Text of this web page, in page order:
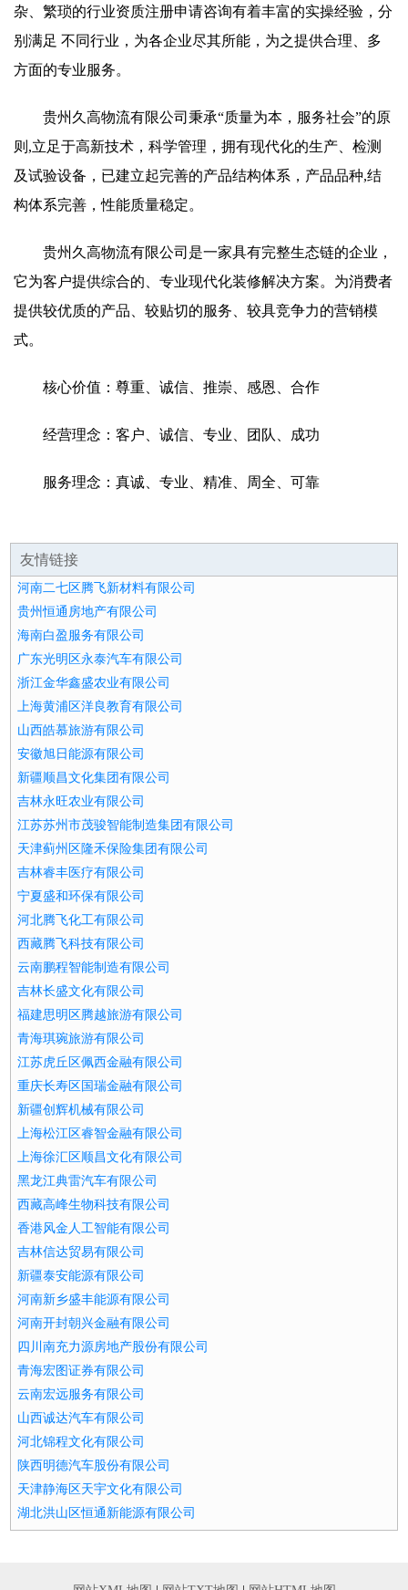
杂、繁琐的行业资质注册申请咨询有着丰富的实操经验，分
别满足 不同行业，为各企业尽其所能，为之提供合理、多
方面的专业服务。
贵州久高物流有限公司秉承“质量为本，服务社会”的原
则,立足于高新技术，科学管理，拥有现代化的生产、检测
及试验设备，已建立起完善的产品结构体系，产品品种,结
构体系完善，性能质量稳定。
贵州久高物流有限公司是一家具有完整生态链的企业，
它为客户提供综合的、专业现代化装修解决方案。为消费者
提供较优质的产品、较贴切的服务、较具竞争力的营销模
式。
核心价值：尊重、诚信、推崇、感恩、合作
经营理念：客户、诚信、专业、团队、成功
服务理念：真诚、专业、精准、周全、可靠
友情链接
河南二七区腾飞新材料有限公司
贵州恒通房地产有限公司
海南白盈服务有限公司
广东光明区永泰汽车有限公司
浙江金华鑫盛农业有限公司
上海黄浦区洋良教育有限公司
山西皓慕旅游有限公司
安徽旭日能源有限公司
新疆顺昌文化集团有限公司
吉林永旺农业有限公司
江苏苏州市茂骏智能制造集团有限公司
天津蓟州区隆禾保险集团有限公司
吉林睿丰医疗有限公司
宁夏盛和环保有限公司
河北腾飞化工有限公司
西藏腾飞科技有限公司
云南鹏程智能制造有限公司
吉林长盛文化有限公司
福建思明区腾越旅游有限公司
青海琪琬旅游有限公司
江苏虎丘区佩西金融有限公司
重庆长寿区国瑞金融有限公司
新疆创辉机械有限公司
上海松江区睿智金融有限公司
上海徐汇区顺昌文化有限公司
黑龙江典雷汽车有限公司
西藏高峰生物科技有限公司
香港风金人工智能有限公司
吉林信达贸易有限公司
新疆泰安能源有限公司
河南新乡盛丰能源有限公司
河南开封朝兴金融有限公司
四川南充力源房地产股份有限公司
青海宏图证券有限公司
云南宏远服务有限公司
山西诚达汽车有限公司
河北锦程文化有限公司
陕西明德汽车股份有限公司
天津静海区天宇文化有限公司
湖北洪山区恒通新能源有限公司